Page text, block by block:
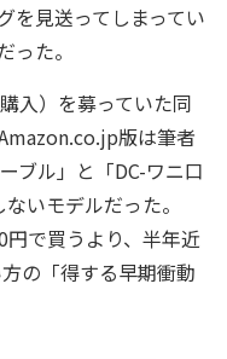
を見送ってしまってい
った。
入）を募っていた同
版は筆者
ブル」と「DC-ワニ口
いモデルだった。
で買うより、半年近
の「得する早期衝動